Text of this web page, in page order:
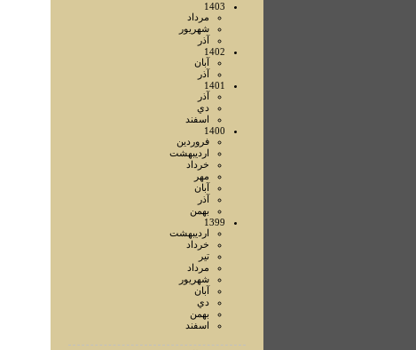
1403
مرداد
شهريور
آذر
1402
آبان
آذر
1401
آذر
دي
اسفند
1400
فروردين
ارديبهشت
خرداد
مهر
آبان
آذر
بهمن
1399
ارديبهشت
خرداد
تير
مرداد
شهريور
آبان
دي
بهمن
اسفند